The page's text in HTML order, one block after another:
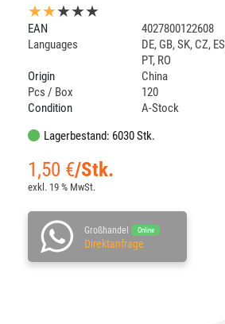
★★★★★
EAN
4027800122608
Languages
DE, GB,SK, CZ, ES
PT, RO
Origin
China
Pcs / Box
120
Condition
A-Stock
Lagerbestand: 6030 Stk.
1,50 €/Stk.
exkl. 19 % MwSt.
Großhandel Online
Direktanfrage